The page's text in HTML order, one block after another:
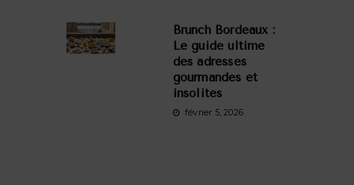
Brunch Bordeaux :
Le guide ultime
des adresses
gourmandes et
insolites
février 5, 2026